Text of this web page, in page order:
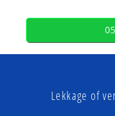
Lekkage of